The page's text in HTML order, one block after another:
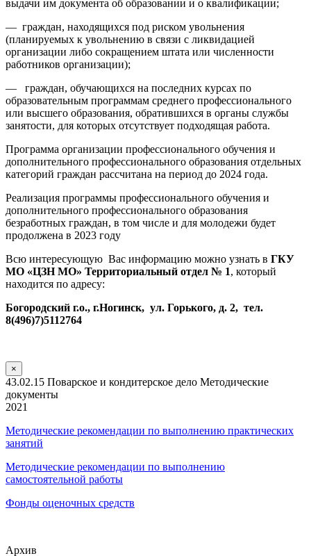
выдачи им документа об образовании и о квалификации;
— граждан, находящихся под риском увольнения
(планируемых к увольнению в связи с ликвидацией
организации либо сокращением штата или численности
работников организации);
— граждан, обучающихся на последних курсах по
образовательным программам среднего профессионального
или высшего образования, обратившихся в органы службы
занятости, для которых отсутствует подходящая работа.
Программа организации профессионального обучения и
дополнительного профессионального образования отдельных
категорий граждан рассчитана на период до 2024 года.
Реализация программы профессионального обучения и
дополнительного профессионального образования
безработных граждан, в том числе и для молодежи будет
продолжена в 2023 году
Всю интересующую Вас информацию можно узнать в ГКУ
МО «ЦЗН МО» Территориальный отдел № 1, который
находится по адресу:
Богородский г.о., г.Ногинск, ул. Горького, д. 2, тел.
8(496)7)5112764
×
43.02.15 Поварское и кондитерское дело Методические
документы
2021
Методические рекомендации по выполнению практических
занятий
Методические рекомендации по выполнению
самостоятельной работы
Фонды оценочных средств
Архив